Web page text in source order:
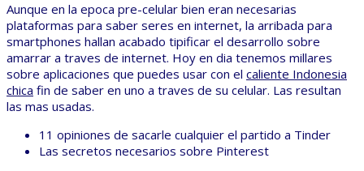
Aunque en la epoca pre-celular bien eran necesarias
plataformas para saber seres en internet, la arribada para
smartphones hallan acabado tipificar el desarrollo sobre
amarrar a traves de internet. Hoy en dia tenemos millares
sobre aplicaciones que puedes usar con el caliente Indonesia
chica fin de saber en uno a traves de su celular. Las resultan
las mas usadas.
11 opiniones de sacarle cualquier el partido a Tinder
Las secretos necesarios sobre Pinterest